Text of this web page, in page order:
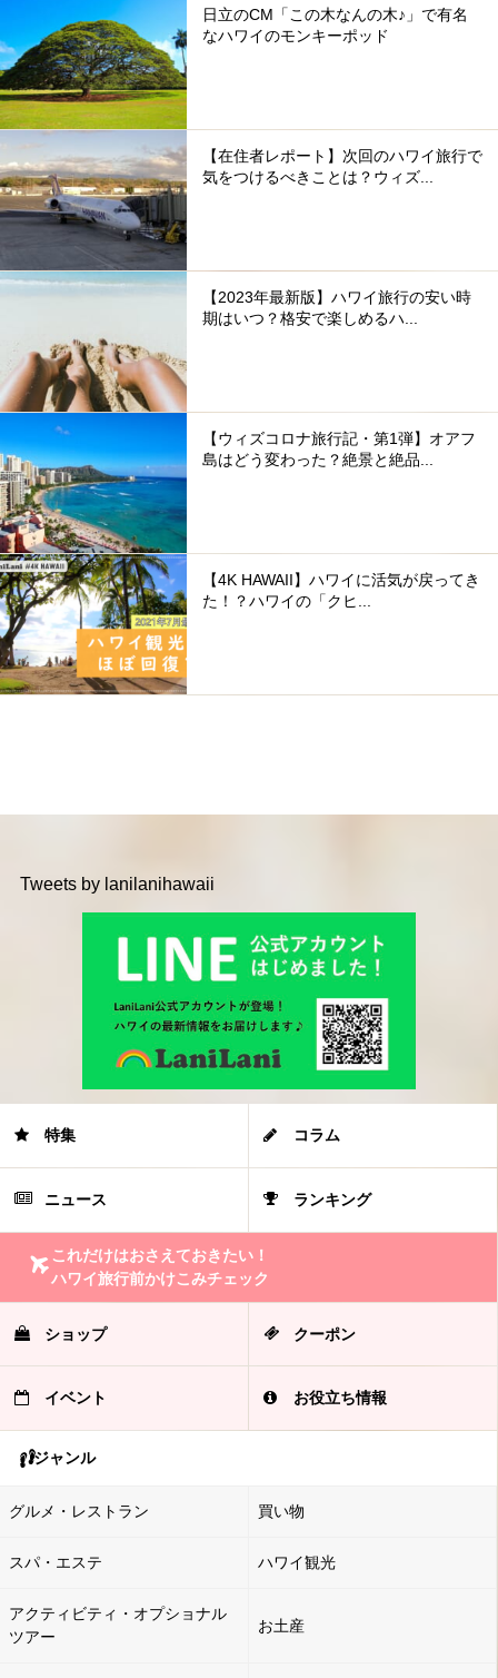
日立のCM「この木なんの木♪」で有名
なハワイのモンキーポッド
【在住者レポート】次回のハワイ旅行で
気をつけるべきことは？ウィズ...
【2023年最新版】ハワイ旅行の安い時
期はいつ？格安で楽しめるハ...
【ウィズコロナ旅行記・第1弾】オアフ
島はどう変わった？絶景と絶品...
【4K HAWAII】ハワイに活気が戻ってき
た！？ハワイの「クヒ...
Tweets by lanilanihawaii
特集 コラム
ニュース ランキング
これだけはおさえておきたい！
ハワイ旅行前かけこみチェック
ショップ クーポン
イベント お役立ち情報
ジャンル
グルメ・レストラン 買い物
スパ・エステ ハワイ観光
アクティビティ・オプショナル
ツアー
お土産